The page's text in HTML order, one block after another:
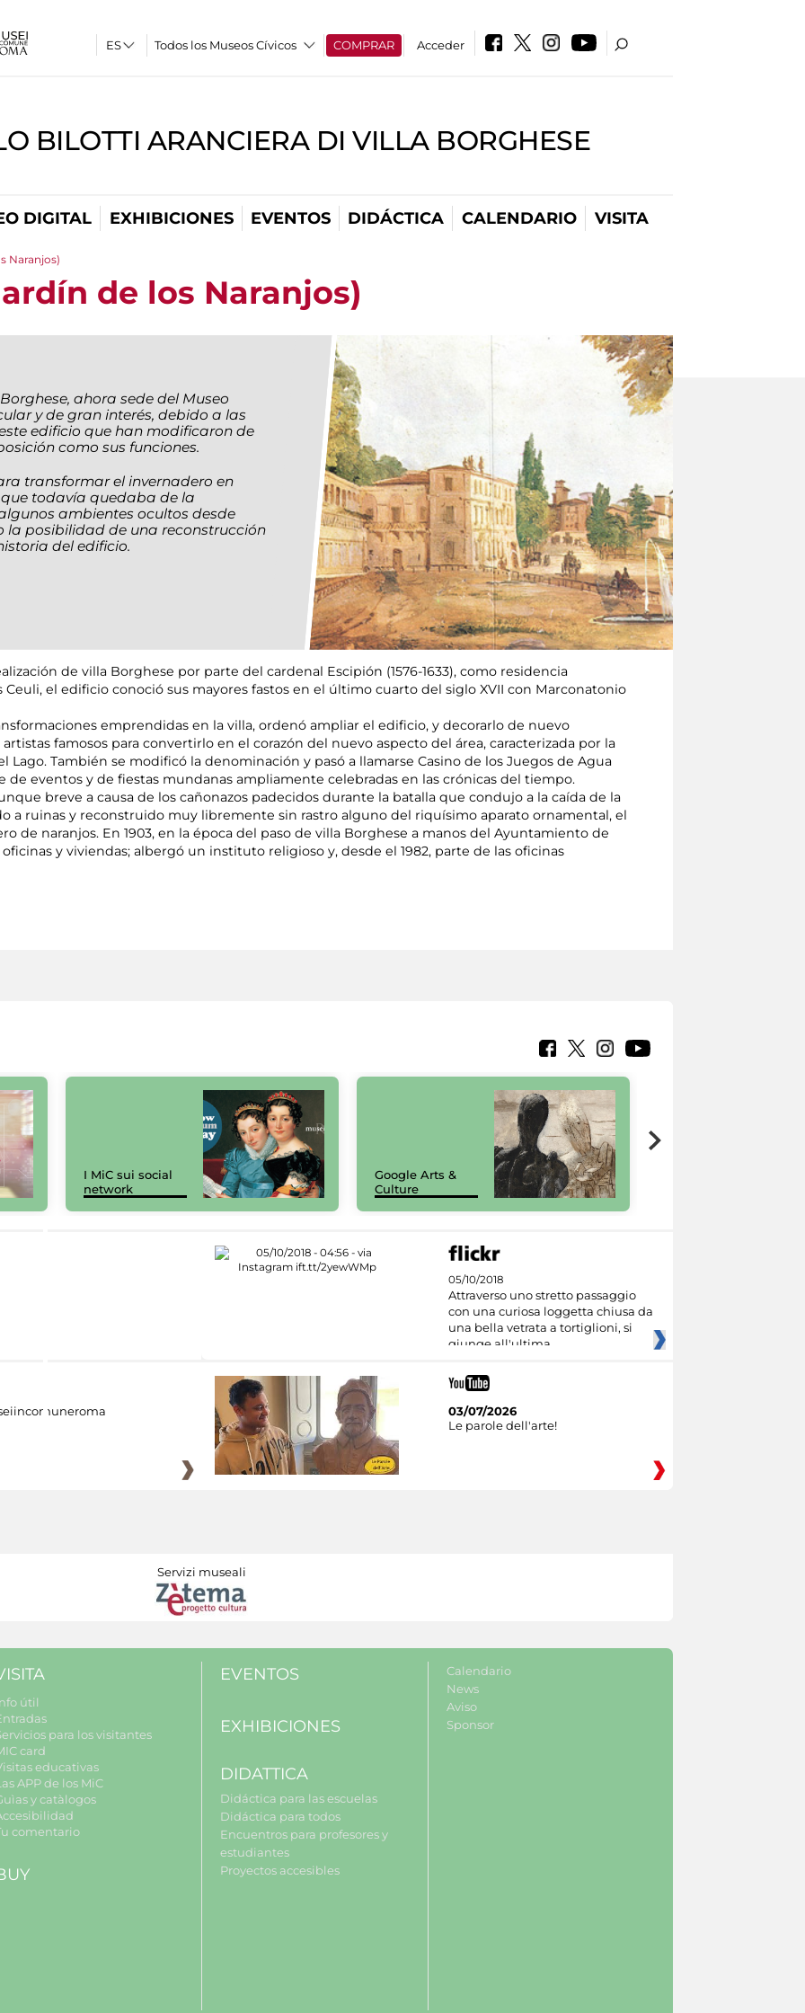
Todos los Museos Cívicos COMPRAR Acceder
BILOTTI ARANCIERA DI VILLA BORGHESE
DIGITAL EXHIBICIONES EVENTOS DIDÁCTICA CALENDARIO VISITA
Naranjos)
de los Naranjos)
ahora sede del Museo
y de gran interés, debido a las
edificio que han modificaron de
como sus funciones.
transformar el invernadero en
todavía quedaba de la
ambientes ocultos desde
la posibilidad de una reconstrucción
del edificio.
de villa Borghese por parte del cardenal Escipión (1576-1633), como residencia
el edificio conoció sus mayores fastos en el último cuarto del siglo XVII con Marconatonio
emprendidas en la villa, ordenó ampliar el edificio, y decorarlo de nuevo
famosos para convertirlo en el corazón del nuevo aspecto del área, caracterizada por la
Lago. También se modificó la denominación y pasó a llamarse Casino de los Juegos de Agua
de eventos y de fiestas mundanas ampliamente celebradas en las crónicas del tiempo.
breve a causa de los cañonazos padecidos durante la batalla que condujo a la caída de la
a ruinas y reconstruido muy libremente sin rastro alguno del riquísimo aparato ornamental, el
de naranjos. En 1903, en la época del paso de villa Borghese a manos del Ayuntamiento de
y viviendas; albergó un instituto religioso y, desde el 1982, parte de las oficinas
I MiC sui social
network
Google Arts &
Culture
05/10/2018
Attraverso uno stretto passaggio
con una curiosa loggetta chiusa da
una bella vetrata a tortiglioni, si
giunge all'ultima
03/07/2026
Le parole dell'arte!
Servizi museali
útil
para los visitantes
card
educativas
APP de los MiC
y catàlogos
comentario
EVENTOS
EXHIBICIONES
DIDATTICA
Didáctica para las escuelas
Didáctica para todos
Encuentros para profesores y
estudiantes
Proyectos accesibles
Calendario
News
Aviso
Sponsor